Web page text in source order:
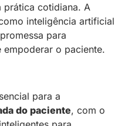
prática cotidiana. A
inteligência artificial
para
o paciente.
para a
do paciente, com o